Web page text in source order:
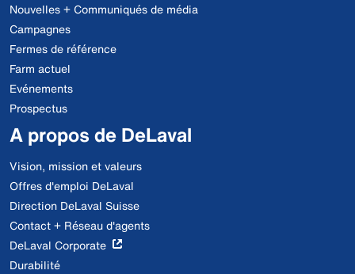
Nouvelles + Communiqués de média
Campagnes
Fermes de référence
Farm actuel
Evénements
Prospectus
A propos de DeLaval
Vision, mission et valeurs
Offres d'emploi DeLaval
Direction DeLaval Suisse
Contact + Réseau d'agents
DeLaval Corporate
Durabilité